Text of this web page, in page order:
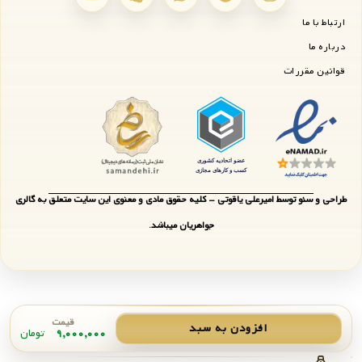
افزودن به سبد قیمت
۹,۰۰۰,۰۰۰ تومان
ارتباط با ما
درباره ما
قوانین مقررات
طراحی و سئو توسط امیرعلی یاقوتی - کلیه حقوق مادی و معنوی این سایت متعلق به گالری
جواهریان میباشد.